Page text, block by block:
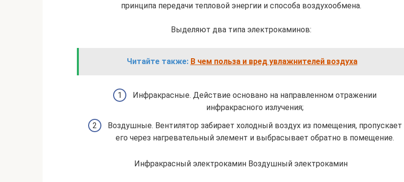
принципа передачи тепловой энергии и способа воздухообмена.
Выделяют два типа электрокаминов:
Читайте также: В чем польза и вред увлажнителей воздуха
Инфракрасные. Действие основано на направленном отражении
инфракрасного излучения;
Воздушные. Вентилятор забирает холодный воздух из помещения, пропускает
его через нагревательный элемент и выбрасывает обратно в помещение.
Инфракрасный электрокамин Воздушный электрокамин